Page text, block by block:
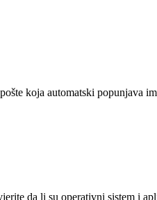
koja automatski popunjava
da li su operativni sistem i